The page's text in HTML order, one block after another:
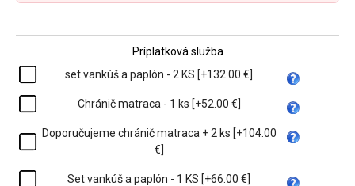
Príplatková služba
set vankúš a paplón - 2 KS [+132.00 €]
Chránič matraca - 1 ks [+52.00 €]
Doporučujeme chránič matraca + 2 ks [+104.00
€]
Set vankúš a paplón - 1 KS [+66.00 €]